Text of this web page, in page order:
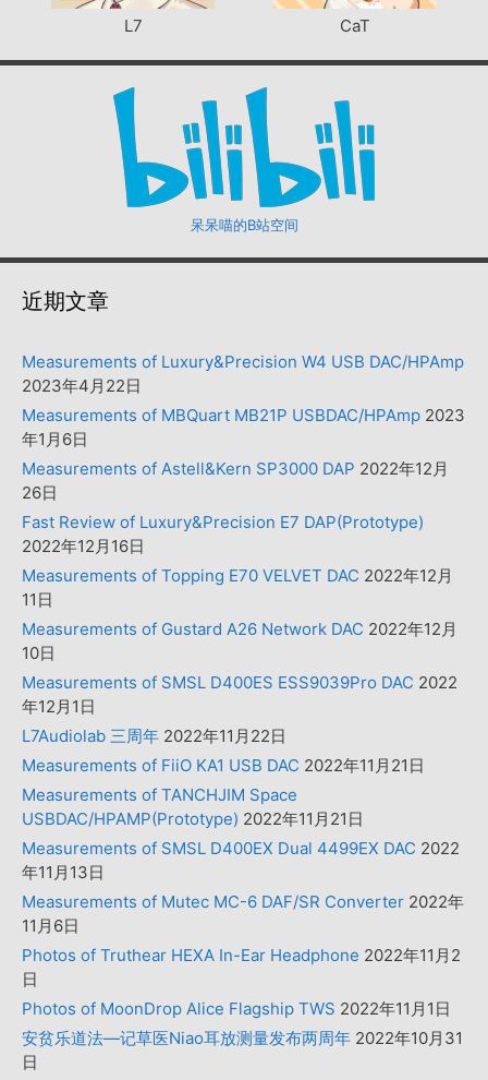
L7 CaT
呆呆喵的B站空间
近期文章
Measurements of Luxury&Precision W4 USB DAC/HPAmp
2023年4月22日
Measurements of MBQuart MB21P USBDAC/HPAmp 2023
年1月6日
Measurements of Astell&Kern SP3000 DAP 2022年12月
26日
Fast Review of Luxury&Precision E7 DAP(Prototype)
2022年12月16日
Measurements of Topping E70 VELVET DAC 2022年12月
11日
Measurements of Gustard A26 Network DAC 2022年12月
10日
Measurements of SMSL D400ES ESS9039Pro DAC 2022
年12月1日
L7Audiolab 三周年 2022年11月22日
Measurements of FiiO KA1 USB DAC 2022年11月21日
Measurements of TANCHJIM Space
USBDAC/HPAMP(Prototype) 2022年11月21日
Measurements of SMSL D400EX Dual 4499EX DAC 2022
年11月13日
Measurements of Mutec MC-6 DAF/SR Converter 2022年
11月6日
Photos of Truthear HEXA In-Ear Headphone 2022年11月2
日
Photos of MoonDrop Alice Flagship TWS 2022年11月1日
安贫乐道法—记草医Niao耳放测量发布两周年 2022年10月31
日